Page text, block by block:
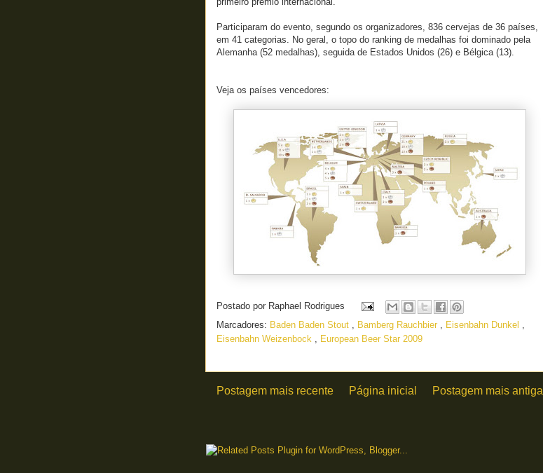
Participaram do evento, segundo os organizadores, 836 cervejas de 36 países,
em 41 categorias. No geral, o topo do ranking de medalhas foi dominado pela
Alemanha (52 medalhas), seguida de Estados Unidos (26) e Bélgica (13).
Veja os países vencedores:
Postado por Raphael Rodrigues
Marcadores: Baden Baden Stout , Bamberg Rauchbier , Eisenbahn Dunkel ,
Eisenbahn Weizenbock , European Beer Star 2009
Postagem mais recente Postagem mais antiga
Página inicial